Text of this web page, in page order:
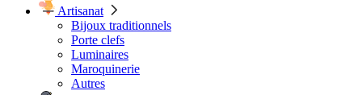
Artisanat
Bijoux traditionnels
Porte clefs
Luminaires
Maroquinerie
Autres